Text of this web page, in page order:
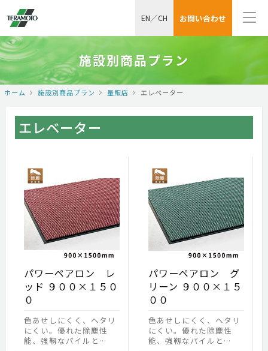
お問い合わせ
EN／CH
施設別商品プラン
ホーム 施設別商品プラン 量販店 エレベーター
エレベーター
パワーペアロン レ
ッド ９００×１５０
０
色あせしにくく、ヘタリ
にくい。優れた除塵性
能、強靱なパイルと…
パワーペアロン グ
リーン ９００×１５
００
色あせしにくく、ヘタリ
にくい。優れた除塵性
能、強靱なパイルと…